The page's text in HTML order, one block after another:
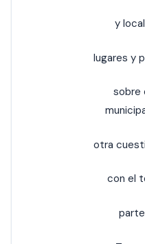
y
lugares y
sobre
otra
con el